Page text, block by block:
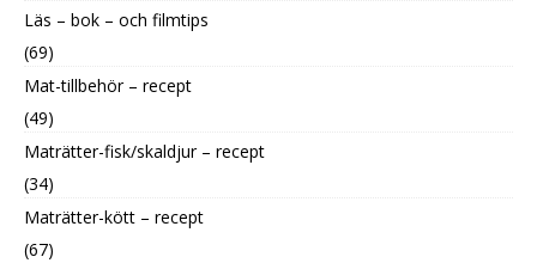
Läs – bok – och filmtips
(69)
Mat-tillbehör – recept
(49)
Maträtter-fisk/skaldjur – recept
(34)
Maträtter-kött – recept
(67)